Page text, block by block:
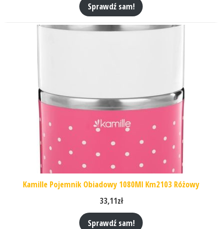
Sprawdź sam!
Kamille Pojemnik Obiadowy 1080Ml Km2103 Różowy
33,11zł
Sprawdź sam!